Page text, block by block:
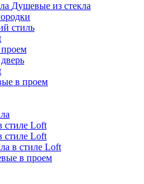
Душевые из стекла
стиль
в проем
стиле Loft
стиле Loft
в стиле Loft
в проем